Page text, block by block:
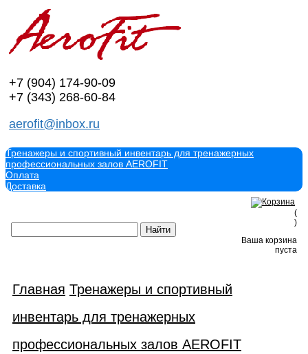
+7 (904) 174-90-09
+7 (343) 268-60-84
aerofit@inbox.ru
Тренажеры и спортивный инвентарь для тренажерных
профессиональных залов AEROFIT
Оплата
Доставка
(
)
Ваша корзина
пуста
Главная Тренажеры и спортивный
инвентарь для тренажерных
профессиональных залов AEROFIT